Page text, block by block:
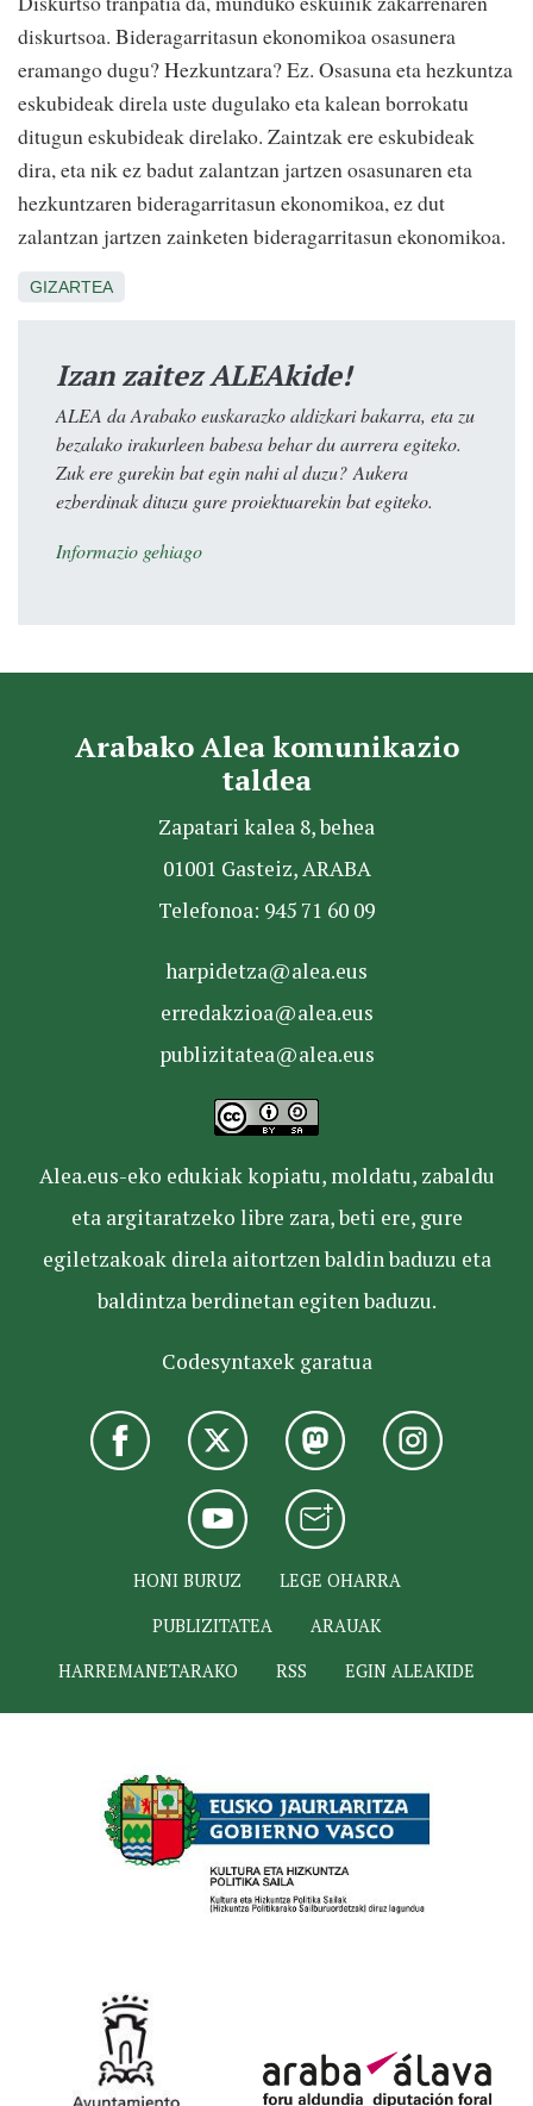
diskurtsoa. Bideragarritasun ekonomikoa osasunera
eramango dugu? Hezkuntzara? Ez. Osasuna eta hezkuntza
eskubideak direla uste dugulako eta kalean borrokatu
ditugun eskubideak direlako. Zaintzak ere eskubideak
dira, eta nik ez badut zalantzan jartzen osasunaren eta
hezkuntzaren bideragarritasun ekonomikoa, ez dut
zalantzan jartzen zainketen bideragarritasun ekonomikoa.
GIZARTEA
Izan zaitez ALEAkide!
ALEA da Arabako euskarazko aldizkari bakarra, eta zu
bezalako irakurleen babesa behar du aurrera egiteko.
Zuk ere gurekin bat egin nahi al duzu? Aukera
ezberdinak dituzu gure proiektuarekin bat egiteko.
Informazio gehiago
Arabako Alea komunikazio
taldea
Zapatari kalea 8, behea
01001 Gasteiz, ARABA
Telefonoa: 945 71 60 09
harpidetza@alea.eus
erredakzioa@alea.eus
publizitatea@alea.eus
Alea.eus-eko edukiak kopiatu, moldatu, zabaldu
eta argitaratzeko libre zara, beti ere, gure
egiletzakoak direla aitortzen baldin baduzu eta
baldintza berdinetan egiten baduzu.
Codesyntaxek garatua
HONI BURUZ
LEGE OHARRA
PUBLIZITATEA
ARAUAK
HARREMANETARAKO
RSS EGIN ALEAKIDE